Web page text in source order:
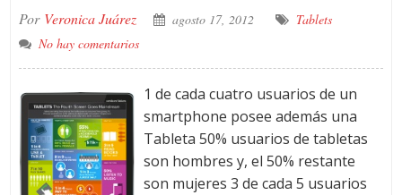
Por Veronica Juárez agosto 17, 2012
Tablets
No hay comentarios
1 de cada cuatro usuarios de un
smartphone posee además una
Tableta 50% usuarios de tabletas
son hombres y, el 50% restante
son mujeres 3 de cada 5 usuarios